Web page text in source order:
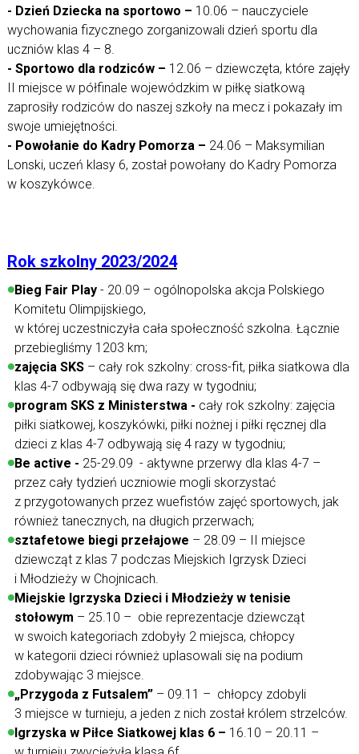
- Dzień Dziecka na sportowo – 10.06 – nauczyciele
wychowania fizycznego zorganizowali dzień sportu dla
uczniów klas 4 – 8.
- Sportowo dla rodziców – 12.06 – dziewczęta, które zajęły
II miejsce w półfinale wojewódzkim w piłkę siatkową
zaprosiły rodziców do naszej szkoły na mecz i pokazały im
swoje umiejętności.
- Powołanie do Kadry Pomorza – 24.06 – Maksymilian
Lonski, uczeń klasy 6, został powołany do Kadry Pomorza
w koszykówce.
Rok szkolny 2023/2024
Bieg Fair Play - 20.09 – ogólnopolska akcja Polskiego
Komitetu Olimpijskiego,
w której uczestniczyła cała społeczność szkolna. Łącznie
przebiegliśmy 1203 km;
zajęcia SKS– cały rok szkolny: cross-fit, piłka siatkowa dla
klas 4-7 odbywają się dwa razy w tygodniu;
program SKS z Ministerstwa - cały rok szkolny: zajęcia
piłki siatkowej, koszykówki, piłki nożnej i piłki ręcznej dla
dzieci z klas 4-7 odbywają się 4 razy w tygodniu;
Be active - 25-29.09 - aktywne przerwy dla klas 4-7 –
przez cały tydzień uczniowie mogli skorzystać
z przygotowanych przez wuefistów zajęć sportowych, jak
również tanecznych, na długich przerwach;
sztafetowe biegi przełajowe – 28.09 – II miejsce
dziewcząt z klas 7 podczas Miejskich Igrzysk Dzieci
i Młodzieży w Chojnicach.
Miejskie Igrzyska Dzieci i Młodzieży w tenisie
stołowym – 25.10 – obie reprezentacje dziewcząt
w swoich kategoriach zdobyły 2 miejsca, chłopcy
w kategorii dzieci również uplasowali się na podium
zdobywając 3 miejsce.
„Przygoda z Futsalem” – 09.11 – chłopcy zdobyli
3 miejsce w turnieju, a jeden z nich został królem strzelców.
Igrzyska w Piłce Siatkowej klas 6 – 16.10 – 20.11 –